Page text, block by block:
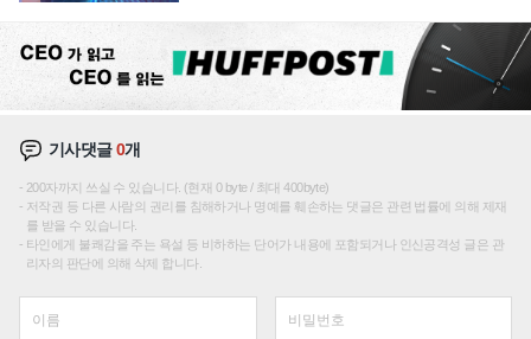
기사댓글0개
200자까지 쓰실 수 있습니다. (현재 0 byte / 최대 400byte)
저작권 등 다른 사람의 권리를 침해하거나 명예를 훼손하는 댓글은 관련 법률에 의해 제재
를 받을 수 있습니다.
타인에게 불쾌감을 주는 욕설 등 비하하는 단어가 내용에 포함되거나 인신공격성 글은 관
리자의 판단에 의해 삭제 합니다.